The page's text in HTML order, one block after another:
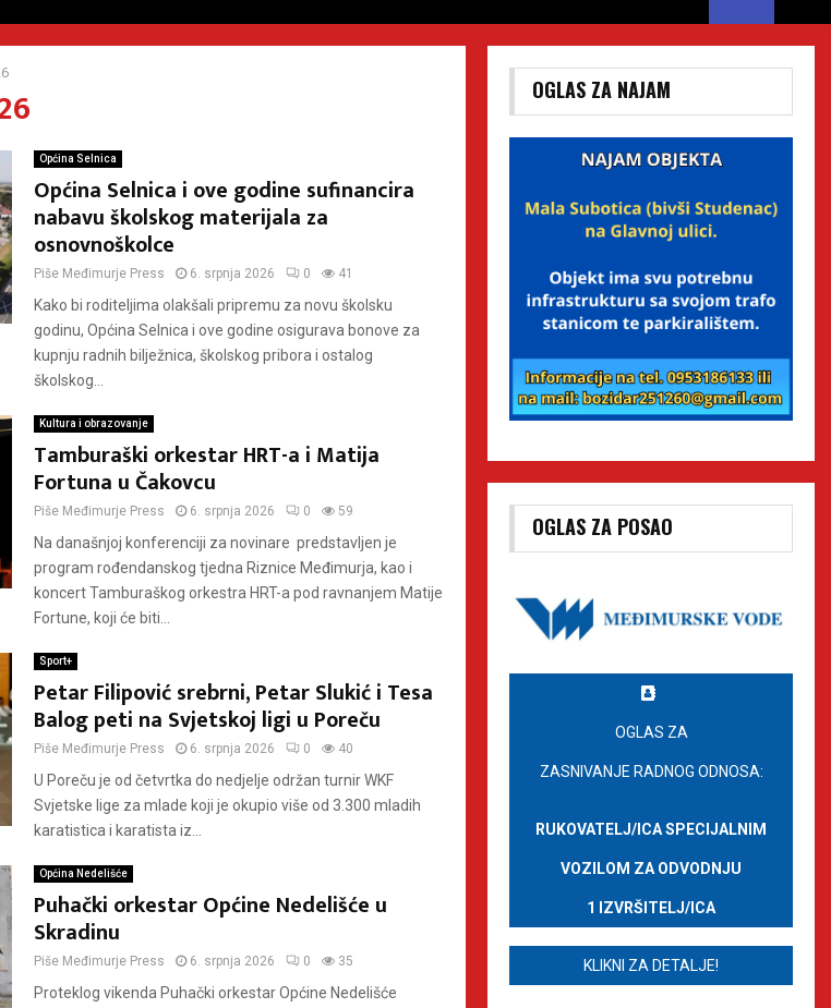
Općina Selnica
Općina Selnica i ove godine sufinancira
nabavu školskog materijala za
osnovnoškolce
Piše Međimurje Press 6. srpnja 2026 0 41
Kako bi roditeljima olakšali pripremu za novu školsku
godinu, Općina Selnica i ove godine osigurava bonove za
kupnju radnih bilježnica, školskog pribora i ostalog
školskog...
Kultura i obrazovanje
Tamburaški orkestar HRT-a i Matija
Fortuna u Čakovcu
Piše Međimurje Press 6. srpnja 2026 0 59
Na današnjoj konferenciji za novinare predstavljen je
program rođendanskog tjedna Riznice Međimurja, kao i
koncert Tamburaškog orkestra HRT-a pod ravnanjem Matije
Fortune, koji će biti...
Sport+
Petar Filipović srebrni, Petar Slukić i Tesa
Balog peti na Svjetskoj ligi u Poreču
Piše Međimurje Press 6. srpnja 2026 0 40
U Poreču je od četvrtka do nedjelje održan turnir WKF
Svjetske lige za mlade koji je okupio više od 3.300 mladih
karatistica i karatista iz...
Općina Nedelišće
Puhački orkestar Općine Nedelišće u
Skradinu
Piše Međimurje Press 6. srpnja 2026 0 35
Proteklog vikenda Puhački orkestar Općine Nedelišće
OGLAS ZA NAJAM
OGLAS ZA POSAO
OGLAS ZA
ZASNIVANJE RADNOG ODNOSA:
RUKOVATELJ/ICA SPECIJALNIM
VOZILOM ZA ODVODNJU
1 IZVRŠITELJ/ICA
KLIKNI ZA DETALJE!